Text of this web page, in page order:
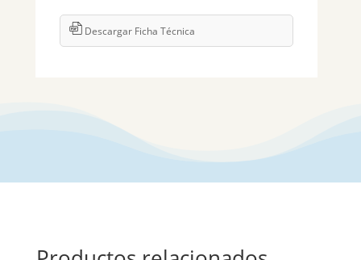
Descargar Ficha Técnica